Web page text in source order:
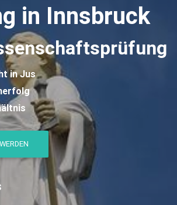
in Innsbruck
in Jus